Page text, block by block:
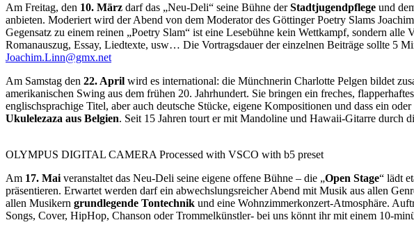
Am Freitag, den 10. März darf das „Neu-Deli“ seine Bühne derStadtjugendpflege und
anbieten. Moderiert wird der Abend von dem Moderator des Göttinger Poetry Slams
Gegensatz zu einem reinen „Poetry Slam“ ist eine Lesebühne kein Wettkampf, sondern
Romanauszug, Essay, Liedtexte, usw… Die Vortragsdauer der einzelnen Beiträge sollte 5
Joachim.Linn@gmx.net
Am Samstag den 22. April wird es international: die Münchnerin Charlotte Pelgen bildet
amerikanischen Swing aus dem frühen 20. Jahrhundert. Sie bringen ein freches,
englischsprachige Titel, aber auch deutsche Stücke, eigene Kompositionen und dass ein
Ukulelezaza aus Belgien. Seit 15 Jahren tourt er mit Mandoline und Hawaii-Gitarre durch
OLYMPUS DIGITAL CAMERA Processed with VSCO with b5 preset
Am 17. Mai veranstaltet das Neu-Deli seine eigene offene Bühne – die „Open Stage“ lädt
präsentieren. Erwartet werden darf ein abwechslungsreicher Abend mit Musik aus allen
allen Musikern grundlegende Tontechnik und eine Wohnzimmerkonzert-Atmosphäre.
Songs, Cover, HipHop, Chanson oder Trommelkünstler- bei uns könnt ihr mit einem 10-